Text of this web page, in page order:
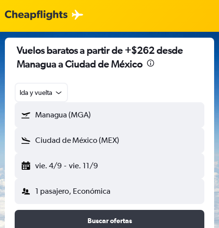
Vuelos baratos a partir de +$262 desde
Managua a Ciudad de México
Ida y vuelta
Managua (MGA)
Ciudad de México (MEX)
vie. 4/9 - vie. 11/9
1 pasajero, Económica
Buscar ofertas